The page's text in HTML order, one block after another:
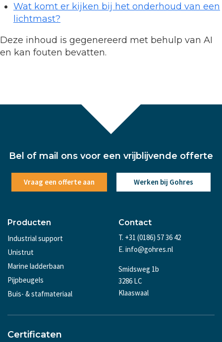
Wat komt er kijken bij het onderhoud van een
lichtmast?
Deze inhoud is gegenereerd met behulp van AI
en kan fouten bevatten.
Bel of mail ons voor een vrijblijvende offerte
Vraag een offerte aan Werken bij Gohres
Producten
Industrial support
Unistrut
Marine ladderbaan
Pijpbeugels
Buis- & stafmateriaal
Contact
T. +31 (0186) 57 36 42
E. info@gohres.nl
Smidsweg 1b
3286 LC
Klaaswaal
Certificaten